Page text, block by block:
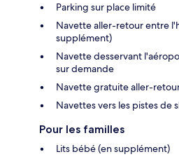
Parking sur place limité
Navette aller-retour entre
supplément)
Navette desservant
sur demande
Navette gratuite aller-
Navettes vers les pistes de
Pour les familles
Lits bébé (en supplément)